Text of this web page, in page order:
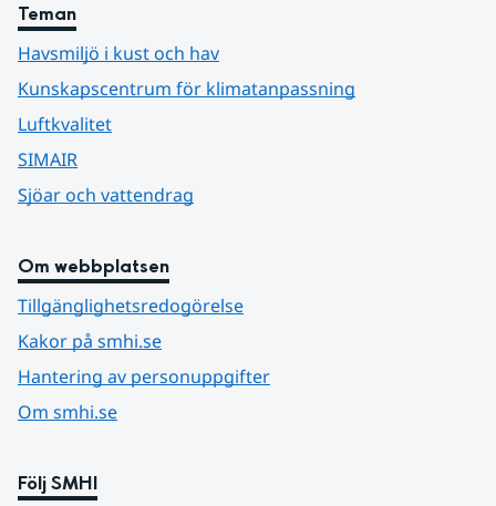
Teman
Havsmiljö i kust och hav
Kunskapscentrum för klimatanpassning
Luftkvalitet
SIMAIR
Sjöar och vattendrag
Om webbplatsen
Tillgänglighetsredogörelse
Kakor på smhi.se
Hantering av personuppgifter
Om smhi.se
Följ SMHI